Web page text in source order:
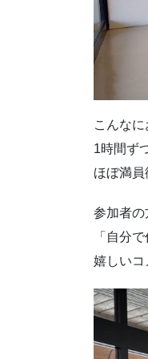
こんな
1時間ず
ほぼ満員
参加者の
「自分
嬉しいコ